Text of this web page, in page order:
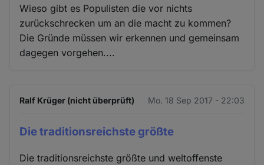
Wieso gibt es Populisten die vor nichts
zurückschrecken um an die macht zu kommen?
Die Gründe müssen wir erkennen und gemeinsam
dagegen vorgehen....
Ralf Krüger (nicht überprüft) Mo. 18 Sep 2017 - 22:03
Die traditionsreichste größte
Die traditionsreichste größte und weltoffenste